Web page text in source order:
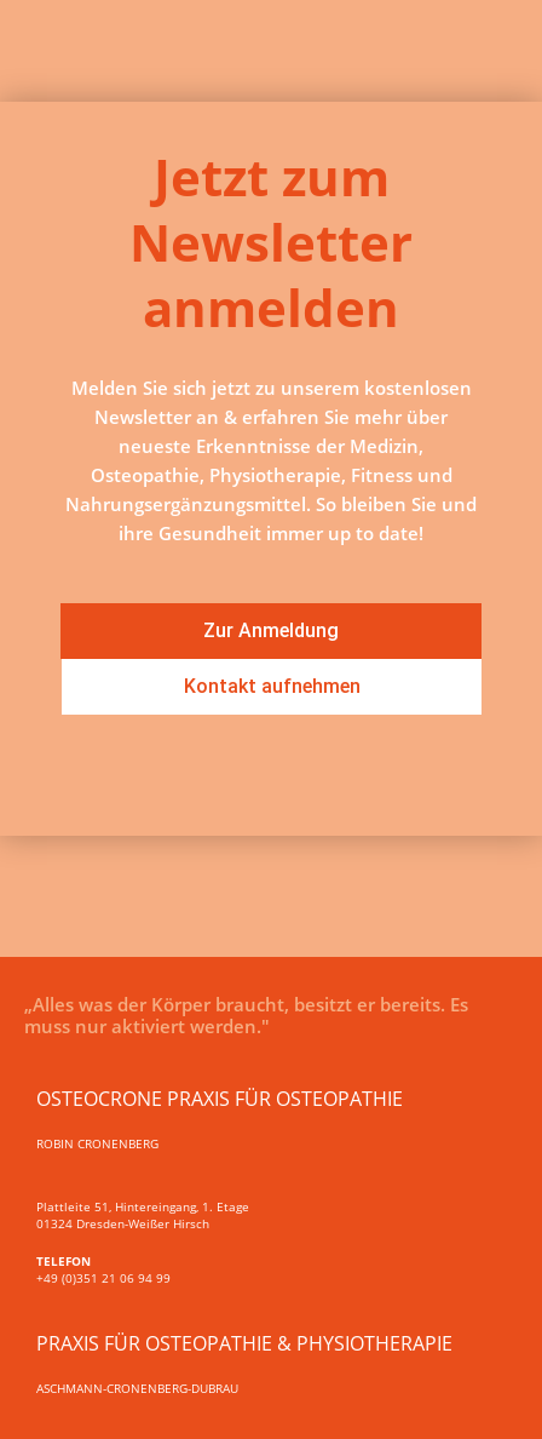
Jetzt zum
Newsletter
anmelden
Melden Sie sich jetzt zu unserem kostenlosen
Newsletter an & erfahren Sie mehr über
neueste Erkenntnisse der Medizin,
Osteopathie, Physiotherapie, Fitness und
Nahrungsergänzungsmittel. So bleiben Sie und
ihre Gesundheit immer up to date!
Zur Anmeldung
Kontakt aufnehmen
„Alles was der Körper braucht, besitzt er bereits. Es
muss nur aktiviert werden."
OSTEOCRONE PRAXIS FÜR OSTEOPATHIE
ROBIN CRONENBERG
Plattleite 51, Hintereingang, 1. Etage
01324 Dresden-Weißer Hirsch
TELEFON
+49 (0)351 21 06 94 99
PRAXIS FÜR OSTEOPATHIE & PHYSIOTHERAPIE
ASCHMANN-CRONENBERG-DUBRAU